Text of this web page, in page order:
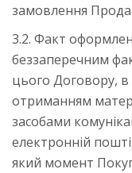
замовлення
3.2. Факт
беззаперечним
цього Договору, в
отриманням
засобами
електронній
який момент